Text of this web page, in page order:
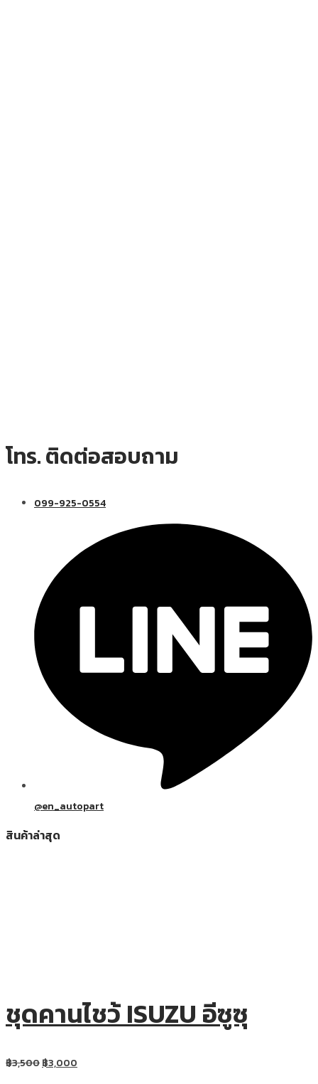
โทร. ติดต่อสอบถาม
099-925-0554
@en_autopart
สินค้าล่าสุด
ชุดคานไชว้ ISUZU อีซูซุ
฿3,500฿3,000